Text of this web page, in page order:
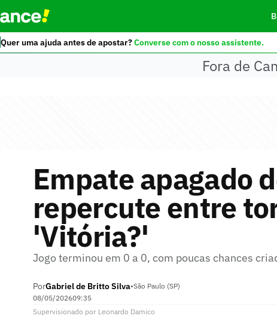
Quer uma ajuda antes de apostar?Converse com o nosso assistente.
Fora de
Empate apagado
repercute entre
'Vitória?'
Jogo terminou em 0 a 0, com poucas chances
PorGabriel de Britto Silva•São Paulo (SP)
08/05/202609:35
Supervisionado por Leonardo Damico